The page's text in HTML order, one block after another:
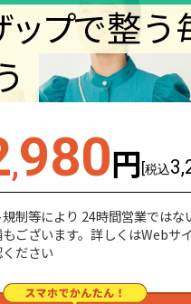
ップで整う
,980円[税込
制等により 24時間営業ではな
ございます。詳しくはWebサ
ださい